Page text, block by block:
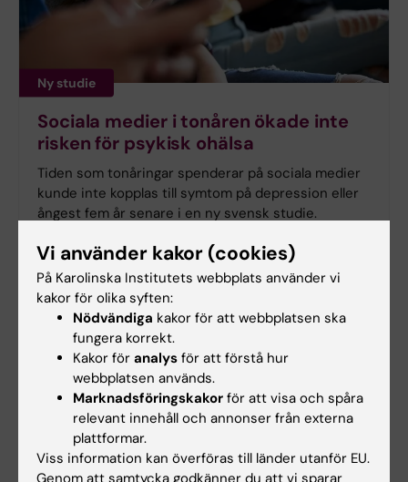
Ny studie
Sociala medier i tonåren ökade inte
risken för psykisk ohälsa
Tiden som tonåringar spenderar på sociala medier
kunde inte kopplas till symtom på depression eller
ångest fem år senare i en ny svensk studie.
publicerats iJournal of Adolescent Health
Vi använder kakor (cookies)
På Karolinska Institutets webbplats använder vi
kakor för olika syften:
Nödvändiga kakor för att webbplatsen ska
fungera korrekt.
Kakor för analys för att förstå hur
webbplatsen används.
Marknadsföringskakor för att visa och spåra
relevant innehåll och annonser från externa
plattformar.
Viss information kan överföras till länder utanför EU.
Genom att samtycka godkänner du att vi sparar